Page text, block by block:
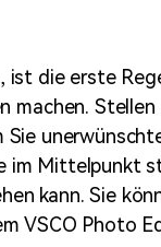
ist die erste
machen. Stellen
im Mittelpunkt
kann. Sie
VSCO Photo